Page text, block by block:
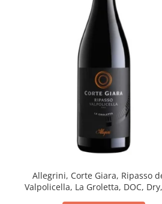
Allegrini, Corte Giara, Ripasso
Valpolicella, La Groletta, DOC,